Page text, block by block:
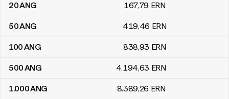
20ANG 167,79 ERN
50ANG 419,46 ERN
100ANG 838,93 ERN
500ANG 4.194,63 ERN
1.000ANG 8.389,26 ERN